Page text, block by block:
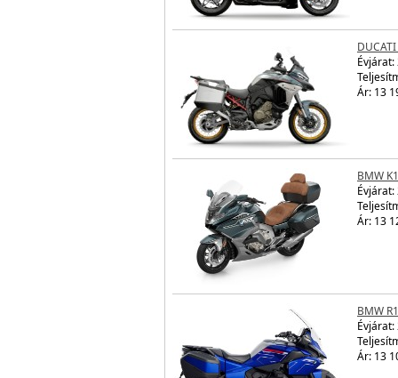
Évjárat:
Ár: 13
BMW
Évjárat:
Ár: 13
BMW
Évjárat:
Ár: 13